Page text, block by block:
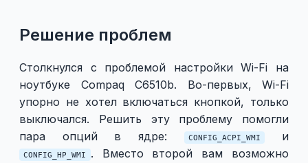
Решение проблем
Столкнулся с проблемой настройки Wi-Fi на
ноутбуке Compaq C6510b. Во-первых, Wi-Fi
упорно не хотел включаться кнопкой, только
выключался. Решить эту проблему помогли
пара опций в ядре:
CONFIG_ACPI_WMI и
CONFIG_HP_WMI . Вместо второй вам возможно